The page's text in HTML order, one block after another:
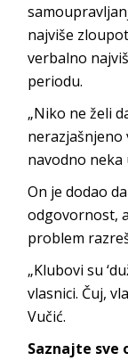
najviše
verbalno
periodu.
„Niko ne želi
nerazjašnjeno
navodno neka
On je dodao
odgovornost,
problem
„Klubovi su
vlasnici. Čuj,
Vučić.
Saznajte sve